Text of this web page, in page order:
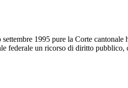
1995 pure la Corte
federale un ricorso di diritto pubblico,